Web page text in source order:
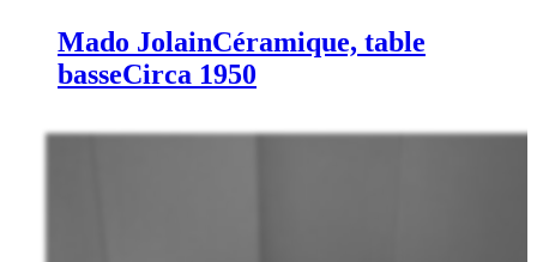
Mado JolainCéramique, table
basseCirca 1950